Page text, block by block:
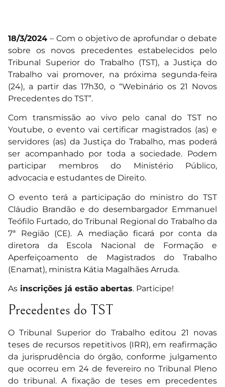
18/3/2024 – Com o objetivo de aprofundar o debate
sobre os novos precedentes estabelecidos pelo
Tribunal Superior do Trabalho (TST), a Justiça do
Trabalho vai promover, na próxima segunda-feira
(24), a partir das 17h30, o “Webinário os 21 Novos
Precedentes do TST”.
Com transmissão ao vivo pelo canal do TST no
Youtube, o evento vai certificar magistrados (as) e
servidores (as) da Justiça do Trabalho, mas poderá
ser acompanhado por toda a sociedade. Podem
participar membros do Ministério Público,
advocacia e estudantes de Direito.
O evento terá a participação do ministro do TST
Cláudio Brandão e do desembargador Emmanuel
Teófilo Furtado, do Tribunal Regional do Trabalho da
7ª Região (CE). A mediação ficará por conta da
diretora da Escola Nacional de Formação e
Aperfeiçoamento de Magistrados do Trabalho
(Enamat), ministra Kátia Magalhães Arruda.
As inscrições já estão abertas. Participe!
Precedentes do TST
O Tribunal Superior do Trabalho editou 21 novas
teses de recursos repetitivos (IRR), em reafirmação
da jurisprudência do órgão, conforme julgamento
que ocorreu em 24 de fevereiro no Tribunal Pleno
do tribunal. A fixação de teses em precedentes